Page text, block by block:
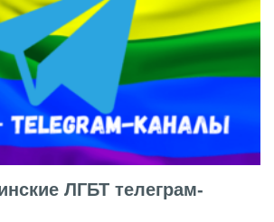
ЛГБТ телеграм-